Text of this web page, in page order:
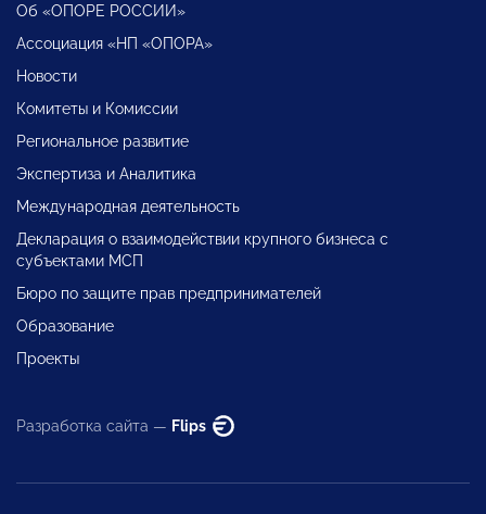
Об «ОПОРЕ РОССИИ»
Ассоциация «НП «ОПОРА»
Новости
Комитеты и Комиссии
Региональное развитие
Экспертиза и Аналитика
Международная деятельность
Декларация о взаимодействии крупного бизнеса с
субъектами МСП
Бюро по защите прав предпринимателей
Образование
Проекты
Разработка сайта — Flips